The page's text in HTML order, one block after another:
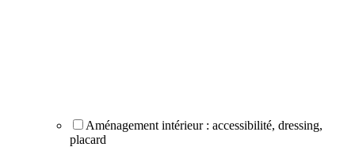
Aménagement intérieur : accessibilité, dressing,
placard